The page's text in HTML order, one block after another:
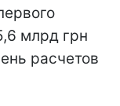
млрд грн
расчетов